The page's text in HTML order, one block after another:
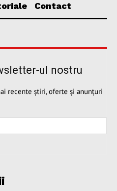
Contact
ul nostru
recente știri, oferte și anunțuri